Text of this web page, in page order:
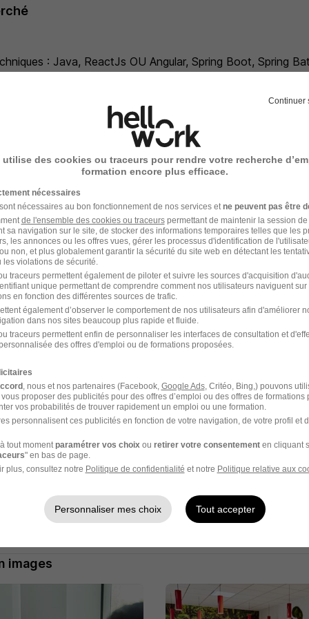
: Java, ReactJs OU Angular, Spring Boot, Spring
TDD, Méthodologie Agile SCRUM.
par le monde du numérique, le Cloud et des technologies
esprit d'analyse, êtes curieux(se) et passionné(e) et vous
l'anglais.
2 Ecole d'Ingénieurs ou Informatique, ou équivalent, vous
d'au moins 5 ans sur les technologies Java, Springboot
évoluer rapidement dans un contexte motivant.
pour télétravailler jusqu'à 2 jours par semaine selon vos
intéressant : une mutuelle, un CSE, des titres
des primes vacances et cooptation.
de carrières multiples : plus de 30 familles de métiers,
de formations accessibles en toute autonomie avec
s'engager auprès d'une association grâce à notre
rejoindre le collectif Tech'Me UP (formations, conférences,
engagé, notre société oeuvre chaque jour pour lutter
un environnement de travail respectueux. C'est
nous encourageons toutes les candidatures et tous les
nous-connaitre/nos-engagements
images
Continuer
utilise des cookies ou traceurs pour rendre votre recherche
formation encore plus efficace.
nécessaires
nécessaires au bon fonctionnement de nos services et ne peuvent pas être
de l'ensemble des cookies ou traceurspermettant de maintenir la session
sa navigation sur le site, de stocker des informations temporaires telles que les
les annonces ou les offres vues, gérer les processus d'identification de
non, et plus globalement garantir la sécurité du site web en détectant les
violations de sécurité.
traceurs permettent également de piloter et suivre les sources d'acquisition
unique permettant de comprendre comment nos utilisateurs naviguent sur
en fonction des différentes sources de trafic.
également d’observer le comportement de nos utilisateurs afin d'améliorer
dans nos sites beaucoup plus rapide et fluide.
traceurs permettent enfin de personnaliser les interfaces de consultation et
des offres d'emploi ou de formations proposées.
, nous et nos partenaires (Facebook, Google Ads, Critéo, Bing,) pouvons
proposer des publicités pour des offres d’emploi ou des offres de formations
vos probabilités de trouver rapidement un emploi ou une formation.
personnalisent ces publicités en fonction de votre navigation, de votre profil et
tout moment paramétrer vos choix ou retirer votre consentementen cliquant
" en bas de page.
plus, consultez notre Politique de confidentialité et notre Politique relative aux
Personnaliser mes choix Tout accepter